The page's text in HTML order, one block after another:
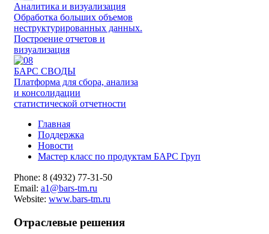
Аналитика и визуализация
Обработка больших объемов
неструктурированных данных.
Построение отчетов и
визуализация
БАРС СВОДЫ
Платформа для сбора, анализа
и консолидации
статистической отчетности
Главная
Поддержка
Новости
Мастер класс по продуктам БАРС Груп
Phone: 8 (4932) 77-31-50
Email: a1@bars-tm.ru
Website: www.bars-tm.ru
Отраслевые решения